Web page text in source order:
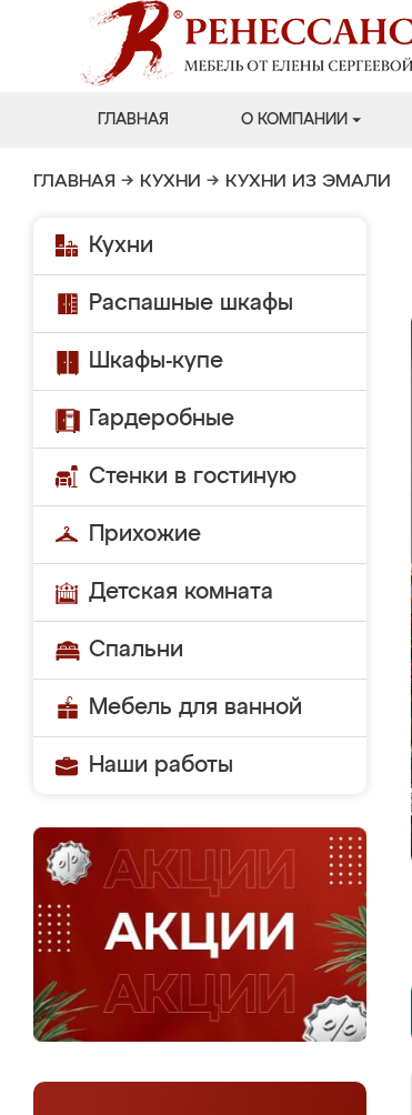
ГЛАВНАЯ О КОМПАНИИ
ГЛАВНАЯ → КУХНИ → КУХНИ ИЗ ЭМАЛИ
Кухни
Распашные шкафы
Шкафы-купе
Гардеробные
Стенки в гостиную
Прихожие
Детская комната
Спальни
Мебель для ванной
Наши работы